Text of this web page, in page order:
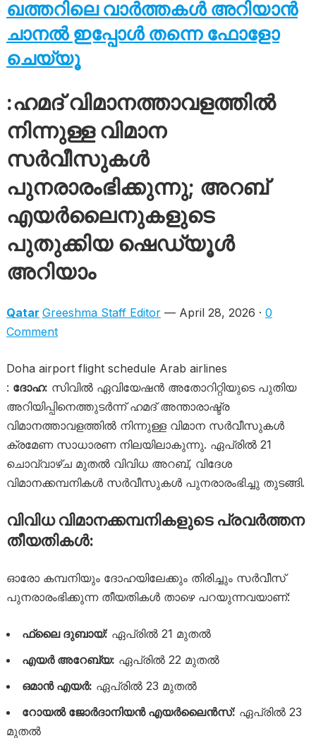
ഖത്തറിലെ വാർത്തകൾ അറിയാൻ
ചാനൽ ഇപ്പോൾ തന്നെ ഫോളോ
ചെയ്യൂ
:ഹമദ് വിമാനത്താവളത്തിൽ
നിന്നുള്ള വിമാന
സർവീസുകൾ
പുനരാരംഭിക്കുന്നു; അറബ്
എയർലൈനുകളുടെ
പുതുക്കിയ ഷെഡ്യൂൾ
അറിയാം
Qatar Greeshma Staff Editor— April 28, 2026 · 0
Comment
Doha airport flight schedule Arab airlines
: ദോഹ: സിവിൽ ഏവിയേഷൻ അതോറിറ്റിയുടെ പുതിയ
അറിയിപ്പിനെത്തുടർന്ന് ഹമദ് അന്താരാഷ്ട്ര
വിമാനത്താവളത്തിൽ നിന്നുള്ള വിമാന സർവീസുകൾ
ക്രമേണ സാധാരണ നിലയിലാകുന്നു. ഏപ്രിൽ 21
ചൊവ്വാഴ്ച മുതൽ വിവിധ അറബ്, വിദേശ
വിമാനക്കമ്പനികൾ സർവീസുകൾ പുനരാരംഭിച്ചു തുടങ്ങി.
വിവിധ വിമാനക്കമ്പനികളുടെ പ്രവർത്തന
തീയതികൾ:
ഓരോ കമ്പനിയും ദോഹയിലേക്കും തിരിച്ചും സർവീസ്
പുനരാരംഭിക്കുന്ന തീയതികൾ താഴെ പറയുന്നവയാണ്:
ഫ്ലൈ ദുബായ്: ഏപ്രിൽ 21 മുതൽ
എയർ അറേബ്യ: ഏപ്രിൽ 22 മുതൽ
ഒമാൻ എയർ: ഏപ്രിൽ 23 മുതൽ
റോയൽ ജോർദാനിയൻ എയർലൈൻസ്: ഏപ്രിൽ 23
മുതൽ